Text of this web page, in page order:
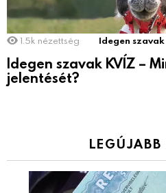
1.5k nézettség Idegen szavak
Idegen szavak KVÍZ –
jelentését?